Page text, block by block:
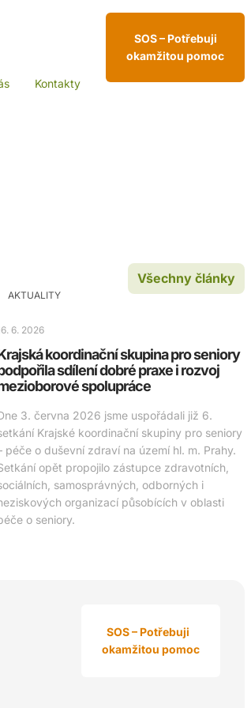
Kontakty
SOS – Potřebuji
okamžitou pomoc
Všechny články
AKTUALITY
6. 2026
koordinační skupina pro seniory
sdílení dobré praxe i rozvoj
spolupráce
3. června 2026 jsme uspořádali již 6.
Krajské koordinační skupiny pro seniory
péče o duševní zdraví na území hl. m. Prahy.
opět propojilo zástupce zdravotních,
samosprávných, odborných i
organizací působících v oblasti
o seniory.
SOS – Potřebuji
okamžitou pomoc